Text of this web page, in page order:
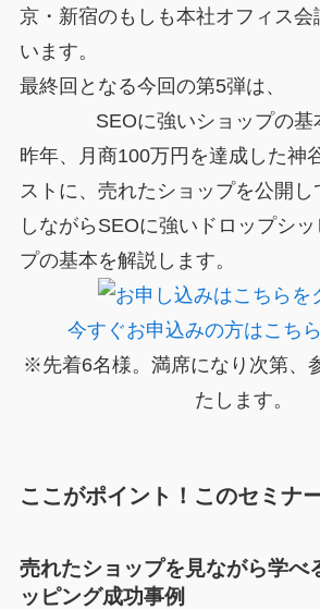
京・新宿のもしも本社オフィス会
います。
最終回となる今回の第5弾は、
SEOに強いショップの基
昨年、月商100万円を達成した神
ストに、売れたショップを公開し
しながらSEOに強いドロップシ
プの基本を解説します。
今すぐお申込みの方はこち
※先着6名様。満席になり次第、
たします。
ここがポイント！このセミナ
売れたショップを見ながら学べ
ッピング成功事例